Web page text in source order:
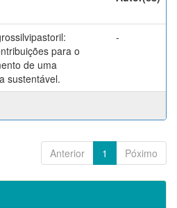
para o
de uma
sustentável.
-
Anterior 1 Póximo